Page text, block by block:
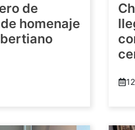
de
homenaje